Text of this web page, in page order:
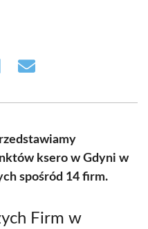
Share
ksero w Gdyni w
spośród 14 firm.
Firm w